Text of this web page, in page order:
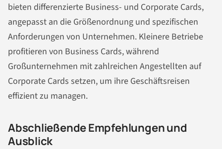
bieten differenzierte Business- und Corporate Cards,
angepasst an die Größenordnung und spezifischen
Anforderungen von Unternehmen. Kleinere Betriebe
profitieren von Business Cards, während
Großunternehmen mit zahlreichen Angestellten auf
Corporate Cards setzen, um ihre Geschäftsreisen
effizient zu managen.
Abschließende Empfehlungen und
Ausblick